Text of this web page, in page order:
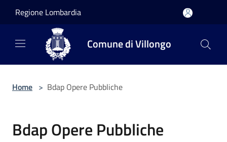
Regione Lombardia
Comune di Villongo
Home > Bdap Opere Pubbliche
Bdap Opere Pubbliche